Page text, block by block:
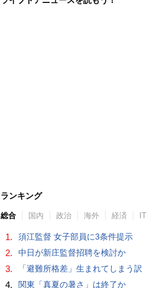
ランキング
総合 国内 政治 海外 経済 IT
1. 須江監督 女子部員に3条件提示
2. 中日が新庄監督招聘を検討か
3. 「避難所格差」生まれてしまう訳
4. 関東「真夏の暑さ」は終了か